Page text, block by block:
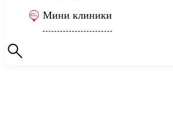
Мини клиники